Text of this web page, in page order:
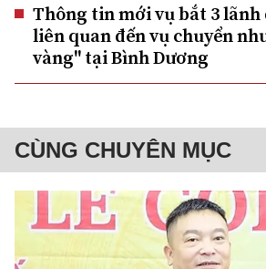
Thông tin mới vụ bắt 3 lãnh
liên quan đến vụ chuyển
vàng" tại Bình Dương
CÙNG CHUYÊN MỤC